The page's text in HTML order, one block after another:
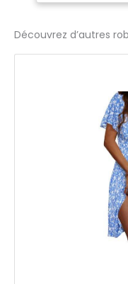
Découvrez d’autres